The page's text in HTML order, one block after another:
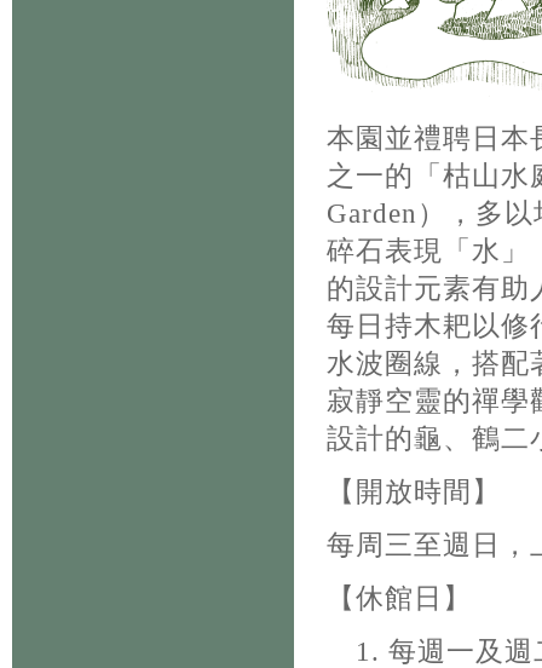
本園並禮聘日本
之一的「枯山水
Garden），多
碎石表現「水」
的設計元素有助
每日持木耙以修
水波圈線，搭配
寂靜空靈的禪學
設計的龜、鶴二
【開放時間】
每周三至週日
【休館日】
1. 每週一及週